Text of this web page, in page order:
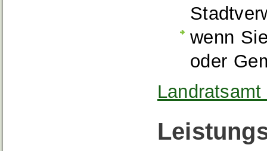
wenn
oder